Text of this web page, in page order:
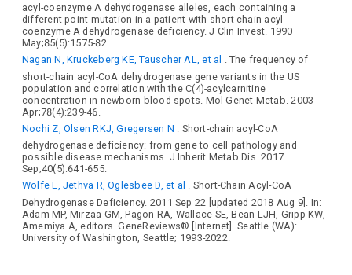
acyl-coenzyme A dehydrogenase alleles, each containing a
different point mutation in a patient with short chain acyl-
coenzyme A dehydrogenase deficiency. J Clin Invest. 1990
May;85(5):1575-82.
Nagan N, Kruckeberg KE, Tauscher AL, et al . The frequency of
short-chain acyl-CoA dehydrogenase gene variants in the US
population and correlation with the C(4)-acylcarnitine
concentration in newborn blood spots. Mol Genet Metab. 2003
Apr;78(4):239-46.
Nochi Z, Olsen RKJ, Gregersen N
. Short-chain acyl-CoA
dehydrogenase deficiency: from gene to cell pathology and
possible disease mechanisms. J Inherit Metab Dis. 2017
Sep;40(5):641-655.
Wolfe L, Jethva R, Oglesbee D, et al . Short-Chain Acyl-CoA
Dehydrogenase Deficiency. 2011 Sep 22 [updated 2018 Aug 9]. In:
Adam MP, Mirzaa GM, Pagon RA, Wallace SE, Bean LJH, Gripp KW,
Amemiya A, editors. GeneReviews® [Internet]. Seattle (WA):
University of Washington, Seattle; 1993-2022.